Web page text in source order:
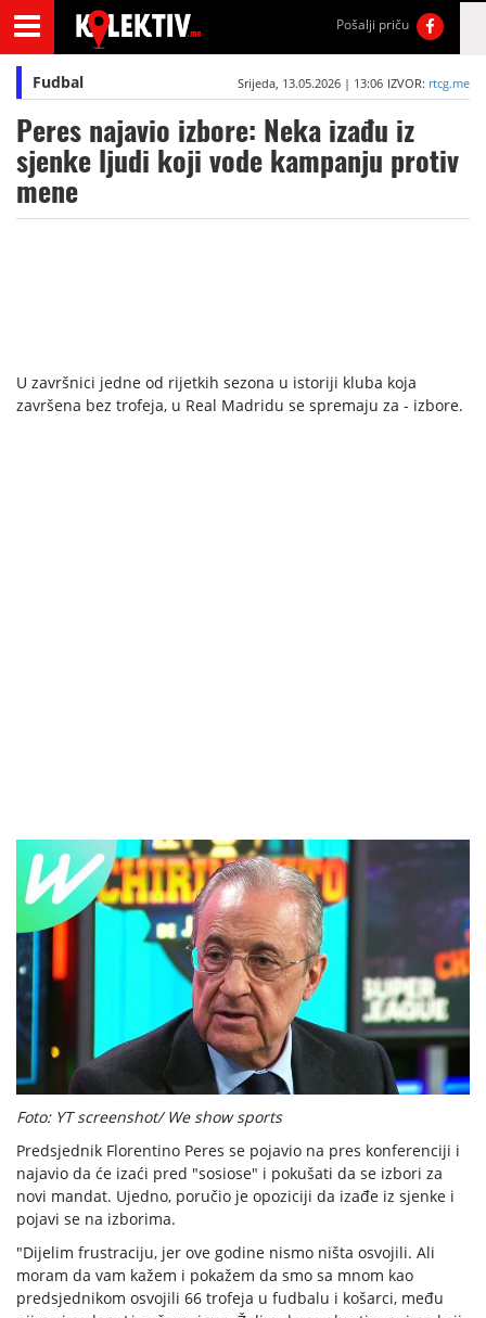
Pošalji priču
Fudbal Srijeda, 13.05.2026 | 13:06 IZVOR: rtcg.me
Peres najavio izbore: Neka izađu iz
sjenke ljudi koji vode kampanju protiv
mene
U završnici jedne od rijetkih sezona u istoriji kluba koja
završena bez trofeja, u Real Madridu se spremaju za - izbore.
Foto: YT screenshot/ We show sports
Predsjednik Florentino Peres se pojavio na pres konferenciji i
najavio da će izaći pred "sosiose" i pokušati da se izbori za
novi mandat. Ujedno, poručio je opoziciji da izađe iz sjenke i
pojavi se na izborima.
"Dijelim frustraciju, jer ove godine nismo ništa osvojili. Ali
moram da vam kažem i pokažem da smo sa mnom kao
predsjednikom osvojili 66 trofeja u fudbalu i košarci, među